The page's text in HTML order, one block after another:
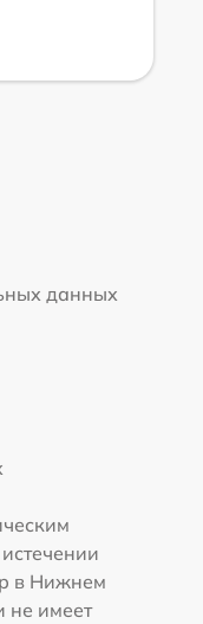
данных
в Нижнем
не имеет